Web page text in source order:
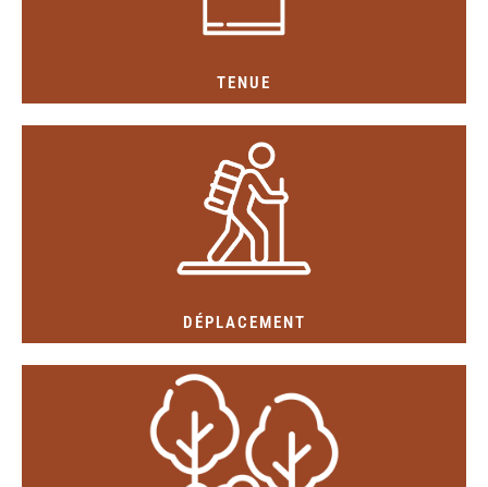
TENUE
DÉPLACEMENT
Minimiser le nombre et le poids de vos bagages. Les
déplacements en forêt se font à pieds. Eviter les valises
à roulettes et opter pour des sac à dos.
faire attention aux déchets en forêt et dans les
cabanes. Des poubelles sont à votre disposition.